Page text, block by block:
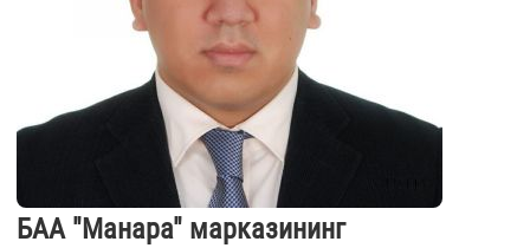
БАА "Манара" марказининг